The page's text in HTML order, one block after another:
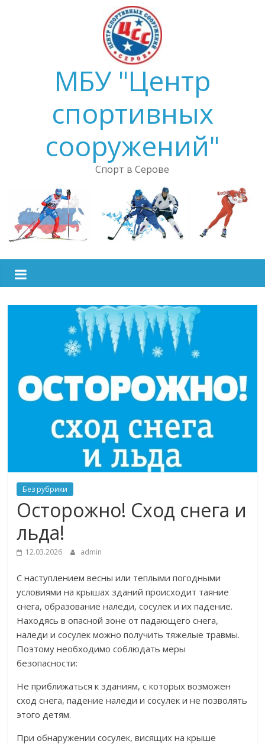
МБУ "Центр
спортивных
сооружений"
Спорт в Серове
Без рубрики
Осторожно! Сход снега и
льда!
12.03.2026 admin
С наступлением весны или теплыми погодными
условиями на крышах зданий происходит таяние
снега, образование наледи, сосулек и их падение.
Находясь в опасной зоне от падающего снега,
наледи и сосулек можно получить тяжелые травмы.
Поэтому необходимо соблюдать меры
безопасности:
Не приближаться к зданиям, с которых возможен
сход снега, падение наледи и сосулек и не позволять
этого детям.
При обнаружении сосулек, висящих на крыше